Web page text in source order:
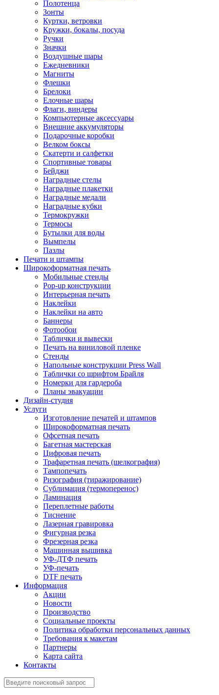
Полотенца
Зонты
Куртки, ветровки
Кружки, бокалы, посуда
Ручки
Значки
Воздушные шары
Ежедневники
Магниты
Флешки
Брелоки
Елочные шары
Флаги, виндеры
Компьютерные аксессуары
Внешние аккумуляторы
Подарочные коробки
Велком боксы
Скатерти и салфетки
Спортивные товары
Бейджи
Наградные стелы
Наградные плакетки
Наградные медали
Наградные кубки
Термокружки
Термосы
Бутылки для воды
Вымпелы
Пазлы
Печати и штампы
Широкоформатная печать
Мобильные стенды
Pop-up конструкции
Интерьерная печать
Наклейки
Наклейки на авто
Баннеры
Фотообои
Таблички и вывески
Печать на виниловой пленке
Стенды
Напольные конструкции Press Wall
Таблички со шрифтом Брайля
Номерки для гардероба
Планы эвакуации
Дизайн-студия
Услуги
Изготовление печатей и штампов
Широкоформатная печать
Офсетная печать
Багетная мастерская
Цифровая печать
Трафаретная печать (шелкография)
Тампопечать
Ризография (тиражирование)
Сублимация (термоперенос)
Ламинация
Переплетные работы
Тиснение
Лазерная гравировка
Фигурная резка
Фрезерная резка
Машинная вышивка
УФ-ДТФ печать
УФ-печать
DTF печать
Информация
Акции
Новости
Производство
Социальные проекты
Политика обработки персональных данных
Требования к макетам
Партнеры
Карта сайта
Контакты